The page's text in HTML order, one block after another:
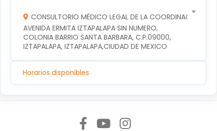
CONSULTORIO MÉDICO LEGAL DE LA COORDINACION
AVENIDA ERMITA IZTAPALAPA SIN NUMERO,
COLONIA BARRIO SANTA BARBARA, C.P.09000,
IZTAPALAPA, IZTAPALAPA,CIUDAD DE MEXICO
Horarios disponibles